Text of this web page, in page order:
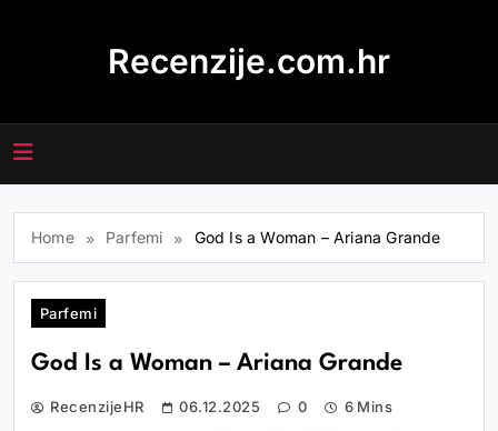
Recenzije.com.hr
Home Parfemi God Is a Woman – Ariana Grande
Parfemi
God Is a Woman – Ariana Grande
RecenzijeHR 06.12.2025 0 6 Mins